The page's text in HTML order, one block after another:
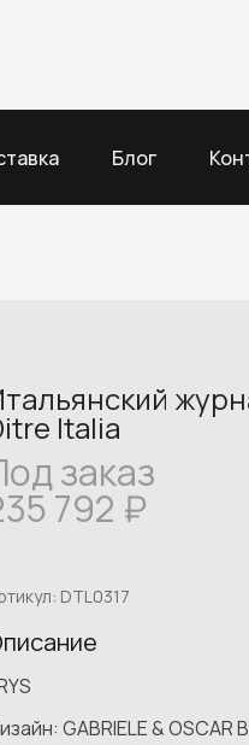
Блог
Italia
заказ
792 ₽
DTL0317
GABRIELE & OSCAR